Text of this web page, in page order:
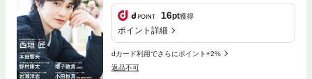
16pt獲得
ポイント詳細
dカード利用でさらにポイント+2%
返品不可